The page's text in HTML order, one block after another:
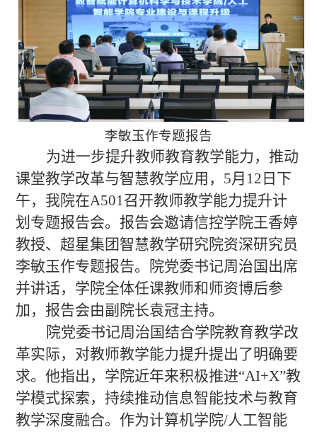
李敏玉作专题报告
为进一步提升教师教育教学能力，推动
课堂教学改革与智慧教学应用， 5月 12 日下
午，我院在A501 召开教师教学能力提升计
划专题报告会。报告会邀请信控学院王香婷
教授、超星集团智慧教学研究院资深研究员
李敏玉作专题报告。
院党委书记周治国出席
并讲话，学院全体任课教师和师资博后参
加， 报告会由副院长袁冠主持。
院党委书记周治国结合学院教育教学改
革实际，对教师教学能力提升提出了明确要
求。他指出，学院近年来积极推进“AI+X”教
学模式探索，持续推动信息智能技术与教育
教学深度融合。作为计算机学院/人工智能